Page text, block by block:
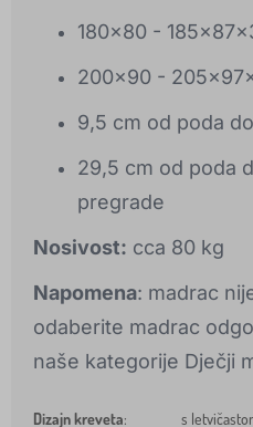
180x80 -
200x90 -
9,5 cm od poda
29,5 cm od poda
pregrade
Nosivost: cca 80 kg
Napomena: madrac
odaberite madrac
naše kategorije Dječji
Dizajn kreveta: s